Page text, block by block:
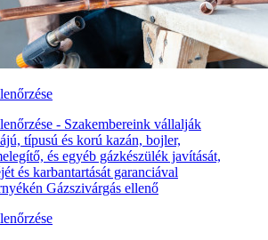
- Szakembereink vállalják
típusú és korú kazán, bojler,
és egyéb gázkészülék javítását,
és karbantartását garanciával
Gázszivárgás ellenő